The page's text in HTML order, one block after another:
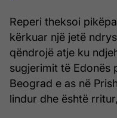
Reperi theksoi
kërkuar një jetë
qëndrojë atje ku
sugjerimit të Edonës
Beograd e as në
lindur dhe është